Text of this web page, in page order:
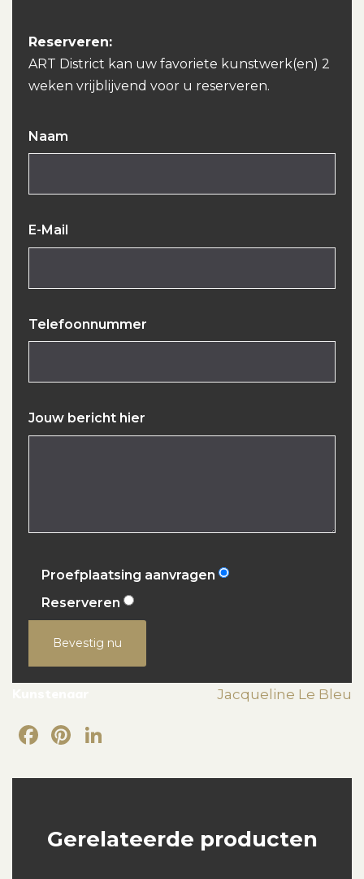
Reserveren:
ART District kan uw favoriete kunstwerk(en) 2
weken vrijblijvend voor u reserveren.
Naam
E-Mail
Telefoonnummer
Jouw bericht hier
Proefplaatsing aanvragen
Reserveren
Bevestig nu
Jacqueline Le Bleu
Facebook
Pinterest
Gerelateerde producten